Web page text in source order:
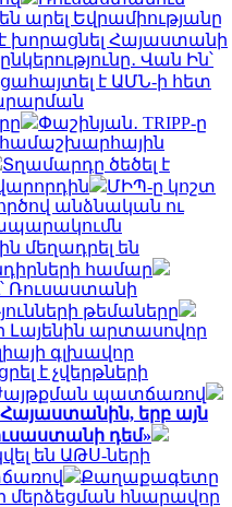
արել Եվրամիությանը
Հայաստանի
Վան Ին՝
է ԱՄՆ-ի հետ
Փաշինյան․ TRIPP-ը
Տղամարդը ծեծել է
ՄԻՊ-ը կոշտ
անձնական ու
մեղադրել են
համար
Ռուսաստանի
թեմաները
Լայենին արտասովոր
գլխավոր
է չվերթների
պատճառով
Հայաստանին, երբ այն
դեմ»
են ԱԹՍ-ների
Քաղաքագետը
մերձեցման հնարավոր